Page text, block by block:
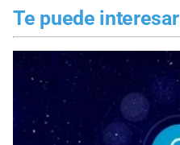
Te puede interesar